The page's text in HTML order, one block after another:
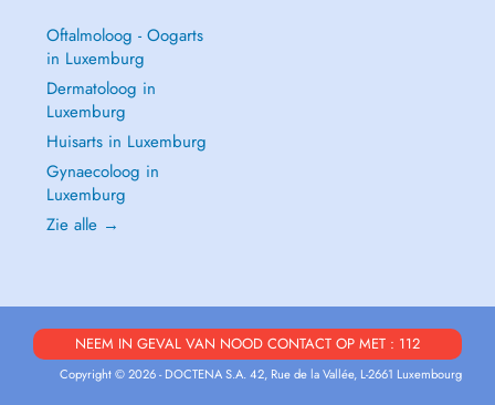
Oftalmoloog - Oogarts
in Luxemburg
Dermatoloog in
Luxemburg
Huisarts in Luxemburg
Gynaecoloog in
Luxemburg
Zie alle →
NEEM IN GEVAL VAN NOOD CONTACT OP MET : 112
Copyright © 2026 - DOCTENA S.A. 42, Rue de la Vallée, L-2661 Luxembourg